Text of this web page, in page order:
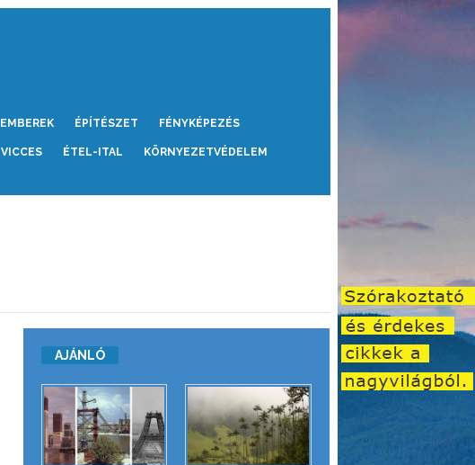
EMBEREK ÉPÍTÉSZET FÉNYKÉPEZÉS
VICCES ÉTEL-ITAL KÖRNYEZETVÉDELEM
AJÁNLÓ